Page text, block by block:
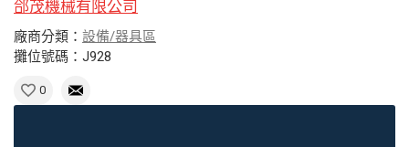
郃茂機械有限公司
廠商分類： 設備/器具區
攤位號碼：J928
0